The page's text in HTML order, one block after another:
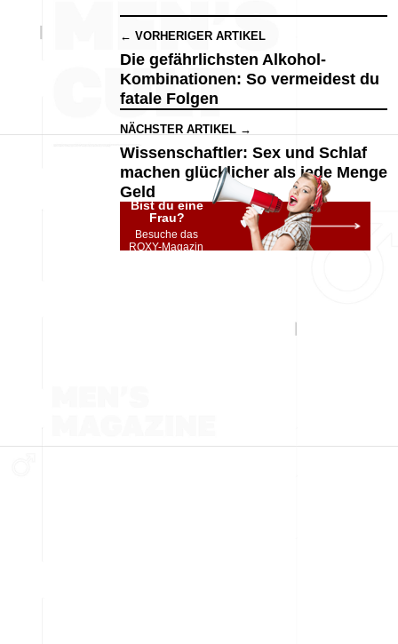
← VORHERIGER ARTIKEL
Die gefährlichsten Alkohol-
Kombinationen: So vermeidest du
fatale Folgen
NÄCHSTER ARTIKEL →
Wissenschaftler: Sex und Schlaf
machen glücklicher als jede Menge
Geld
Bist du eine
Frau?
Besuche das
ROXY-Magazin